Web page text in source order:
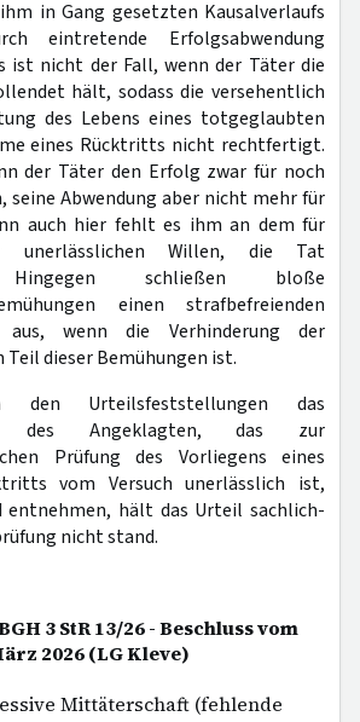
in Gang gesetzten Kausalverlaufs
eintretende Erfolgsabwendung
ist nicht der Fall, wenn der Täter die
hält, sodass die versehentlich
des Lebens eines totgeglaubten
eines Rücktritts nicht rechtfertigt.
der Täter den Erfolg zwar für noch
Abwendung aber nicht mehr für
auch hier fehlt es ihm an dem für
unerlässlichen Willen, die Tat
Hingegen schließen bloße
einen strafbefreienden
wenn die Verhinderung der
dieser Bemühungen ist.
Urteilsfeststellungen das
des Angeklagten, das zur
Prüfung des Vorliegens eines
vom Versuch unerlässlich ist,
entnehmen, hält das Urteil sachlich-
nicht stand.
3 StR 13/26 - Beschluss vom
2026 (LG Kleve)
Mittäterschaft (fehlende